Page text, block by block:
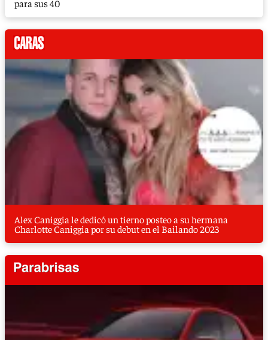
para sus 40
Alex Caniggia le dedicó un tierno posteo a su hermana
Charlotte Caniggia por su debut en el Bailando 2023